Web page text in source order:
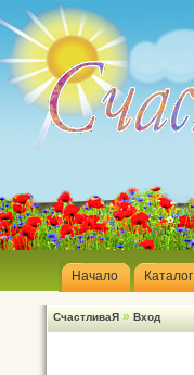
Начало Каталог
СчастливаЯ » Вход